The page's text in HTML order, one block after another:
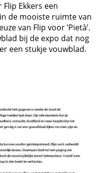
Ekkers een
de mooiste ruimte van
van Flip voor ’Pietà’.
bij de expo dat nog
een stukje vouwblad.